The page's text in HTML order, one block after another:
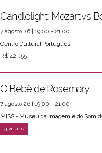
7 agosto 26 | 19:00 - 21:00
Centro Cultural Português
R$ 42-155
O Bebê de Rosemary
7 agosto 26 | 19:00 - 21:00